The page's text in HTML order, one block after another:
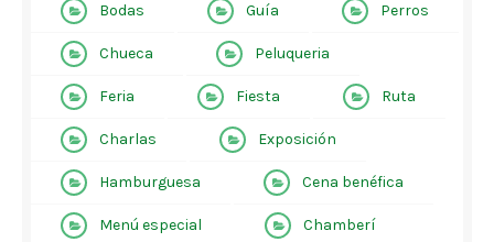
Bodas Guía Perros
Chueca Peluqueria
Feria Fiesta Ruta
Charlas Exposición
Hamburguesa Cena benéfica
Menú especial Chamberí